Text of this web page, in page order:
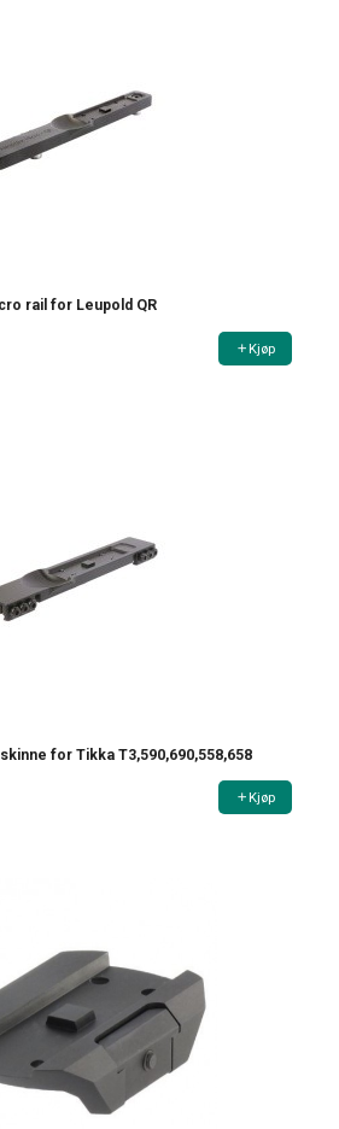
rail for Leupold QR
Kjøp
for Tikka T3,590,690,558,658
Kjøp